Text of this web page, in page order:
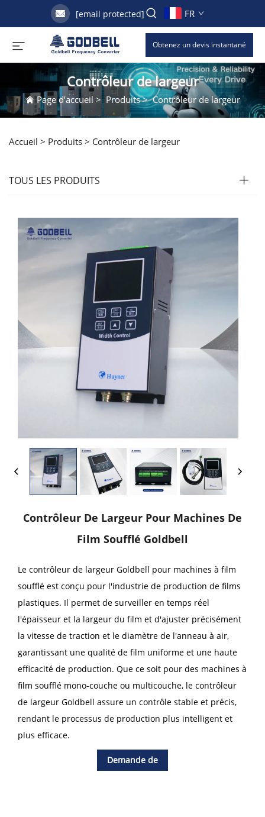
[email protected] FR
Obtenez un devis instantané
Contrôleur de largeur
Page d’accueil> Produits>Contrôleur de largeur
Accueil > Produits > Contrôleur de largeur
TOUS LES PRODUITS
Contrôleur De Largeur Pour Machines De
Film Soufflé Goldbell
Le contrôleur de largeur Goldbell pour machines à film
soufflé est conçu pour l'industrie de production de films
plastiques. Il permet de surveiller en temps réel
l'épaisseur et la largeur du film et d'ajuster précisément
la vitesse de traction et le diamètre de l'anneau à air,
garantissant une qualité de film uniforme et une haute
efficacité de production. Que ce soit pour des machines à
film soufflé mono-couche ou multicouche, le contrôleur
de largeur Goldbell assure un contrôle stable et précis,
rendant le processus de production plus intelligent et
plus efficace.
Demande de